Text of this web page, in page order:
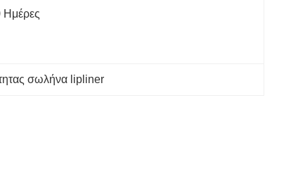
Ημέρες
σωλήνα lipliner